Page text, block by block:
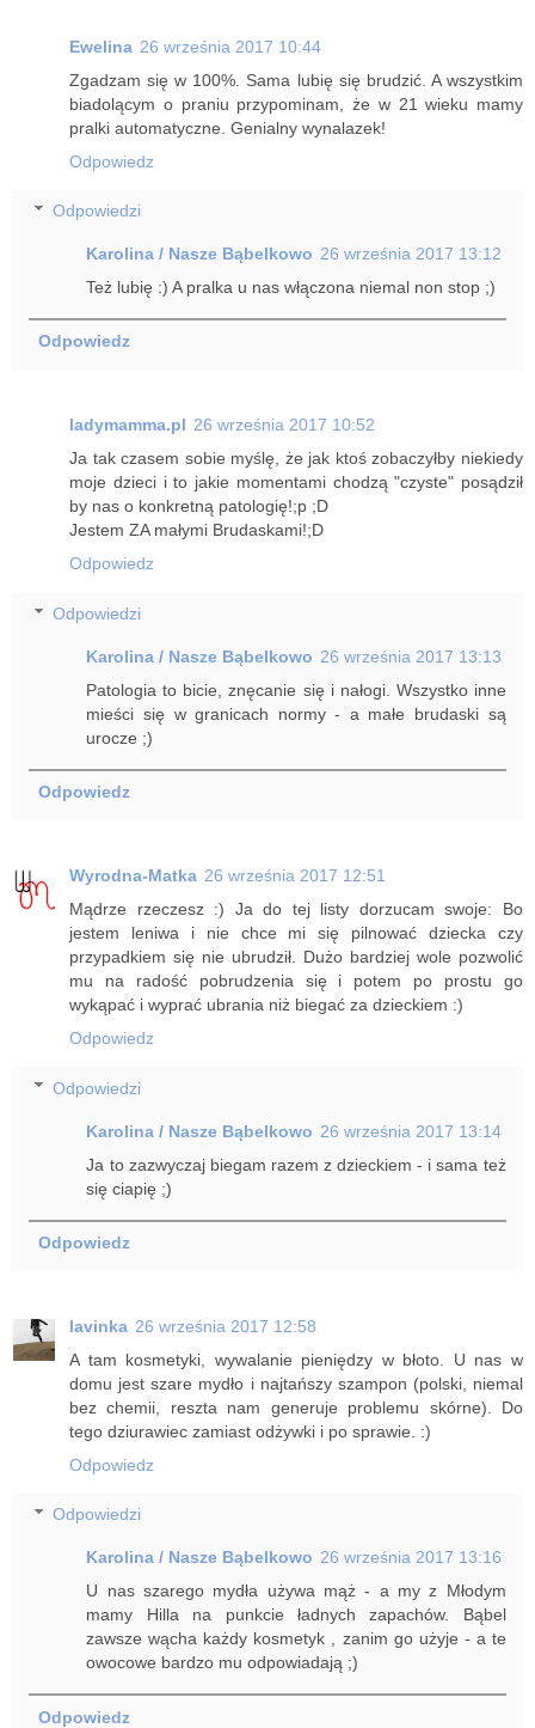
Ewelina 26 września 2017 10:44
Zgadzam się w 100%. Sama lubię się brudzić. A wszystkim
biadolącym o praniu przypominam, że w 21 wieku mamy
pralki automatyczne. Genialny wynalazek!
Odpowiedz
Odpowiedzi
Karolina / Nasze Bąbelkowo 26 września 2017 13:12
Też lubię :) A pralka u nas włączona niemal non stop ;)
Odpowiedz
ladymamma.pl 26 września 2017 10:52
Ja tak czasem sobie myślę, że jak ktoś zobaczyłby niekiedy
moje dzieci i to jakie momentami chodzą "czyste" posądził
by nas o konkretną patologię!;p ;D
Jestem ZA małymi Brudaskami!;D
Odpowiedz
Odpowiedzi
Karolina / Nasze Bąbelkowo 26 września 2017 13:13
Patologia to bicie, znęcanie się i nałogi. Wszystko inne
mieści się w granicach normy - a małe brudaski są
urocze ;)
Odpowiedz
Wyrodna-Matka 26 września 2017 12:51
Mądrze rzeczesz :) Ja do tej listy dorzucam swoje: Bo
jestem leniwa i nie chce mi się pilnować dziecka czy
przypadkiem się nie ubrudził. Dużo bardziej wole pozwolić
mu na radość pobrudzenia się i potem po prostu go
wykąpać i wyprać ubrania niż biegać za dzieckiem :)
Odpowiedz
Odpowiedzi
Karolina / Nasze Bąbelkowo 26 września 2017 13:14
Ja to zazwyczaj biegam razem z dzieckiem - i sama też
się ciapię ;)
Odpowiedz
lavinka 26 września 2017 12:58
A tam kosmetyki, wywalanie pieniędzy w błoto. U nas w
domu jest szare mydło i najtańszy szampon (polski, niemal
bez chemii, reszta nam generuje problemu skórne). Do
tego dziurawiec zamiast odżywki i po sprawie. :)
Odpowiedz
Odpowiedzi
Karolina / Nasze Bąbelkowo 26 września 2017 13:16
U nas szarego mydła używa mąż - a my z Młodym
mamy Hilla na punkcie ładnych zapachów. Bąbel
zawsze wącha każdy kosmetyk , zanim go użyje - a te
owocowe bardzo mu odpowiadają ;)
Odpowiedz